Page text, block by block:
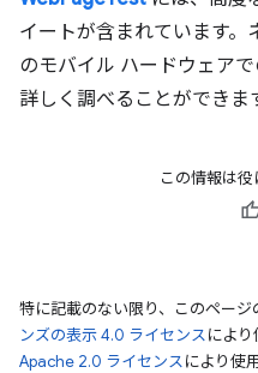
イートが含まれています
のモバイル ハードウェア
詳しく調べることができま
この情報は
特に記載のない限り、このページ
ンズの表示 4.0 ライセンスによ
Apache 2.0 ライセンスにより使